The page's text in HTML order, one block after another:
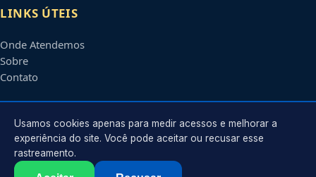
LINKS ÚTEIS
Onde Atendemos
Sobre
Contato
CONTATO
Atendimento em
contato@guinchositaquaquecetuba.com.br
Usamos cookies apenas para medir acessos e melhorar a
experiência do site. Você pode aceitar ou recusar esse
rastreamento.